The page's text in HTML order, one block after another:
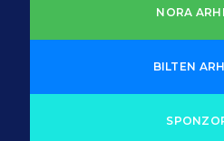
NORA
BILTEN